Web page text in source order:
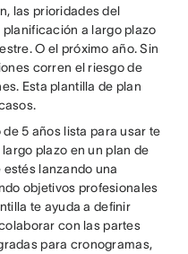
las prioridades del
planificación a largo plazo
O el próximo año. Sin
corren el riesgo de
Esta plantilla de plan
5 años lista para usar te
plazo en un plan de
lanzando una
objetivos profesionales
te ayuda a definir
con las partes
para cronogramas,